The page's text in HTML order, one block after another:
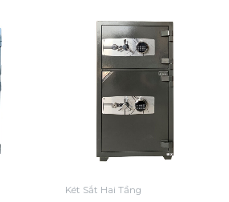
Két Sắt Hai Tầng